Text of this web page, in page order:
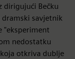
dirigujući Bečku
savjetnik
"eksperiment
nedostatku
otkriva dublje